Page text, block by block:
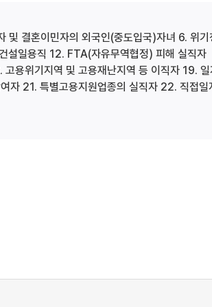
및 결혼이민자의 외국인(중도입국)자녀 6. 위기
설일용직 12. FTA(자유무역협정) 피해 실직자
용위기지역 및 고용재난지역 등 이직자 19. 일
자 21. 특별고용지원업종의 실직자 22. 직접일